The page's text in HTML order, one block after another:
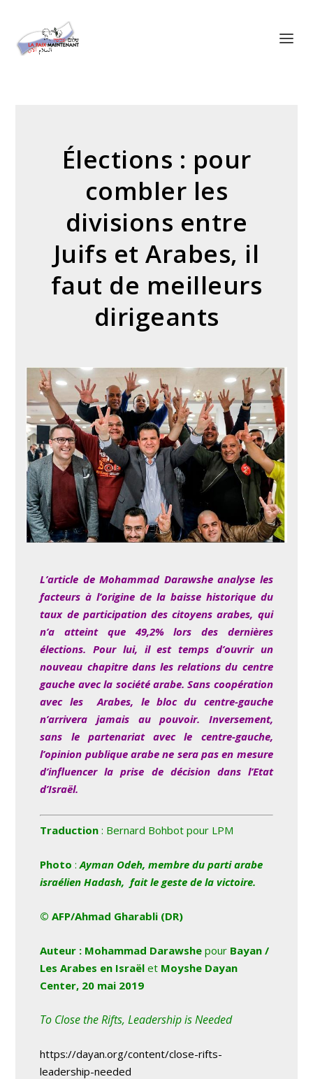
Élections : pour
combler les
divisions entre
Juifs et Arabes, il
faut de meilleurs
dirigeants
L’article de Mohammad Darawshe analyse les
facteurs à l’origine de la baisse historique du
taux de participation des citoyens arabes, qui
n’a atteint que 49,2% lors des dernières
élections. Pour lui, il est temps d’ouvrir un
nouveau chapitre dans les relations du centre
gauche avec la société arabe. Sans coopération
avec les Arabes, le bloc du centre-gauche
n’arrivera jamais au pouvoir. Inversement,
sans le partenariat avec le centre-gauche,
l’opinion publique arabe ne sera pas en mesure
d’influencer la prise de décision dans l’Etat
d’Israël.
Traduction : Bernard Bohbot pour LPM
Photo : Ayman Odeh, membre du parti arabe
israélien Hadash, fait le geste de la victoire.
© AFP/Ahmad Gharabli (DR)
Auteur : Mohammad Darawshepour Bayan /
Les Arabes en Israëlet Moyshe Dayan
Center, 20 mai 2019
To Close the Rifts, Leadership is Needed
https://dayan.org/content/close-rifts-
leadership-needed